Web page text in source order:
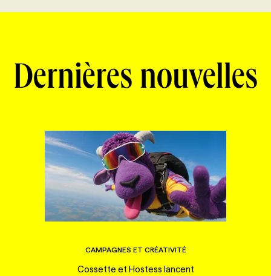
Dernières nouvelles
CAMPAGNES ET CRÉATIVITÉ
Cossette et Hostess lancent